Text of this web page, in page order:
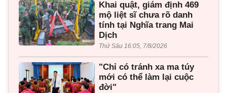
Khai quật, giám định 469
mộ liệt sĩ chưa rõ danh
tính tại Nghĩa trang Mai
Dịch
Thứ Sáu 16:05, 7/8/2026
"Chỉ có tránh xa ma túy
mới có thể làm lại cuộc
đời"